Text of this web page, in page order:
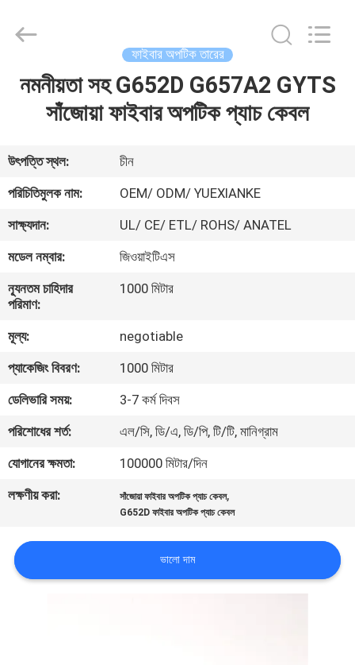
বাড়ি
ভিডিও
আমাদের
সম্পর্কে
ভ্রমণ
মান
নিয়ন্ত্রণ
যোগাযোগ
করুন
খবর
Industry
Reserved.
ফাইবার অপটিক তারের
নমনীয়তা সহ G652D G657A2 GYTS
সাঁজোয়া ফাইবার অপটিক প্যাচ কেবল
উৎপত্তি স্থল:
চীন
পরিচিতিমুলক নাম:
OEM/ ODM/ YUEXIANKE
সাক্ষ্যদান:
UL/ CE/ ETL/ ROHS/ ANATEL
মডেল নম্বার:
জিওয়াইটিএস
ন্যূনতম চাহিদার
পরিমাণ:
1000 মিটার
মূল্য:
negotiable
প্যাকেজিং বিবরণ:
1000 মিটার
ডেলিভারি সময়:
3-7 কর্ম দিবস
পরিশোধের শর্ত:
এল/সি, ডি/এ, ডি/পি, টি/টি, মানিগ্রাম
যোগানের ক্ষমতা:
100000 মিটার/দিন
লক্ষণীয় করা:
সাঁজোয়া ফাইবার অপটিক প্যাচ কেবল,
G652D ফাইবার অপটিক প্যাচ কেবল
ভালো দাম